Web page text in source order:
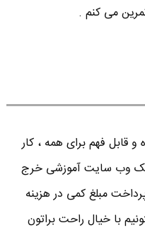
می کنم .
قابل فهم برای همه ، کار
یک وب سایت آموزشی خرج
پرداخت مبلغ کمی در هزینه
با خیال راحت براتون